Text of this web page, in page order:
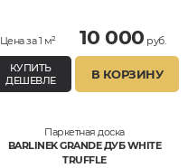
Цена за 1 м² 10 000 руб.
КУПИТЬ
ДЕШЕВЛЕ
В КОРЗИНУ
Паркетная доска
BARLINEK GRANDE ДУБ WHITE
TRUFFLE